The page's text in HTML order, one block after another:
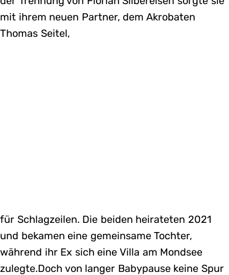
mit ihrem neuen Partner, dem Akrobaten
Thomas Seitel,
für Schlagzeilen. Die beiden heirateten 2021
und bekamen eine gemeinsame Tochter,
während ihr Ex sich eine Villa am Mondsee
zulegte.Doch von langer Babypause keine Spur